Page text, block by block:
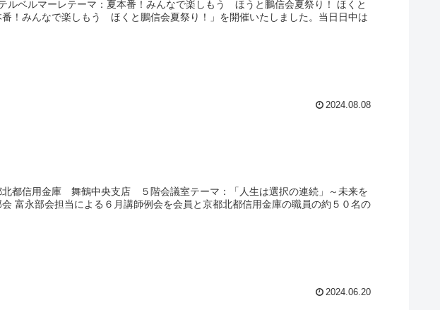
ベルマーレテーマ：夏本番！みんなで楽しもう ほうと鵬信会夏祭り！ ほくと
！みんなで楽しもう ほくと鵬信会夏祭り！」を開催いたしました。当日日中は
2024.08.08
都信用金庫 舞鶴中央支店 ５階会議室テーマ：「人生は選択の連続」～未来を
富永部会担当による６月講師例会を会員と京都北都信用金庫の職員の約５０名の
2024.06.20